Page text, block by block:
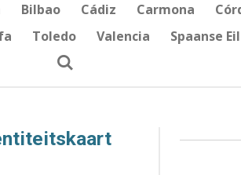
Bilbao Cádiz Carmona
Toledo Valencia Spaanse